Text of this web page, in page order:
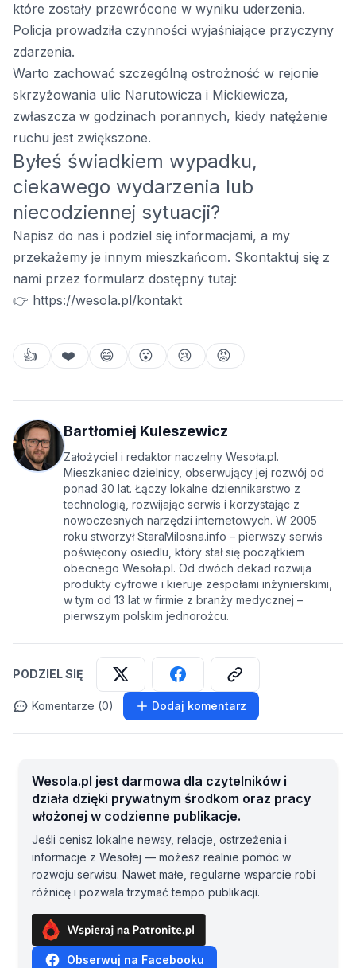
które zostały przewrócone w wyniku uderzenia.
Policja prowadziła czynności wyjaśniające przyczyny
zdarzenia.
Warto zachować szczególną ostrożność w rejonie
skrzyżowania ulic Narutowicza i Mickiewicza,
zwłaszcza w godzinach porannych, kiedy natężenie
ruchu jest zwiększone.
Byłeś świadkiem wypadku,
ciekawego wydarzenia lub
niecodziennej sytuacji?
Napisz do nas i podziel się informacjami, a my
przekażemy je innym mieszkańcom. Skontaktuj się z
nami przez formularz dostępny tutaj:
👉 https://wesola.pl/kontakt
👍 ❤️ 😄 😮 😢 😡
Bartłomiej Kuleszewicz
Założyciel i redaktor naczelny Wesoła.pl.
Mieszkaniec dzielnicy, obserwujący jej rozwój od
ponad 30 lat. Łączy lokalne dziennikarstwo z
technologią, rozwijając serwis i korzystając z
nowoczesnych narzędzi internetowych. W 2005
roku stworzył StaraMilosna.info – pierwszy serwis
poświęcony osiedlu, który stał się początkiem
obecnego Wesoła.pl. Od dwóch dekad rozwija
produkty cyfrowe i kieruje zespołami inżynierskimi,
w tym od 13 lat w firmie z branży medycznej –
pierwszym polskim jednorożcu.
PODZIEL SIĘ
Komentarze (0) Dodaj komentarz
Wesola.pl jest darmowa dla czytelników i
działa dzięki prywatnym środkom oraz pracy
włożonej w codzienne publikacje.
Jeśli cenisz lokalne newsy, relacje, ostrzeżenia i
informacje z Wesołej — możesz realnie pomóc w
rozwoju serwisu. Nawet małe, regularne wsparcie robi
różnicę i pozwala trzymać tempo publikacji.
Obserwuj na Facebooku